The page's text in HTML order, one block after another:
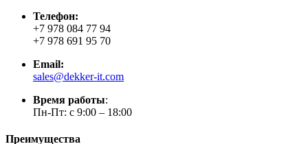
Телефон:
+7 978 084 77 94
+7 978 691 95 70
Email:
sales@dekker-it.com
Время работы:
Пн-Пт: с 9:00 – 18:00
Преимущества